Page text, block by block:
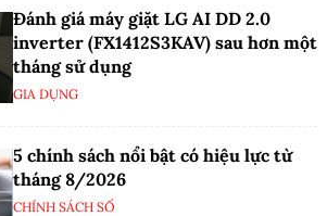
Đánh giá máy giặt LG AI DD 2.0
inverter (FX1412S3KAV) sau hơn một
tháng sử dụng
GIA DỤNG
5 chính sách nổi bật có hiệu lực từ
tháng 8/2026
CHÍNH SÁCH SỐ